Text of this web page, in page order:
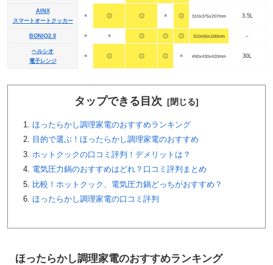
AINX
スマートオートクッカー
× ◎ ◎ × ◎ 310x375x207mm 3.5L
BONIQ2.0 × × ◎ ◎ ◎ 310x55x100mm －
ヘルシオ
電子レンジ
× ◎ ◎ ◎ × 490x430x420mm 30L
タップできる目次
ほったらかし調理家電のおすすめランキング
目的で選ぶ！ほったらかし調理家電のおすすめ
ホットクックの口コミ評判！デメリットは？
電気圧力鍋のおすすめはどれ？口コミ評判まとめ
比較！ホットクック、電気圧力鍋どっちがおすすめ？
ほったらかし調理家電の口コミ評判
ほったらかし調理家電のおすすめランキング